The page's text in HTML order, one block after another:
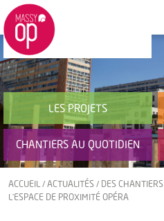
LES PROJETS
CHANTIERS AU QUOTIDIEN
ACCUEIL / ACTUALITÉS / DES CHANTIERS
L’ESPACE DE PROXIMITÉ OPÉRA